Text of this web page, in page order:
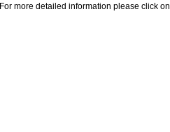
For more detailed information please click